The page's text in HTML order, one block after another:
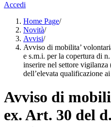
Accedi
Home Page/
Novità/
Avvisi/
Avviso di mobilita’
e s.m.i. per la copertura di
inserire nel settore
dell’elevata qualificazione
Avviso di
ex. Art. 30 del